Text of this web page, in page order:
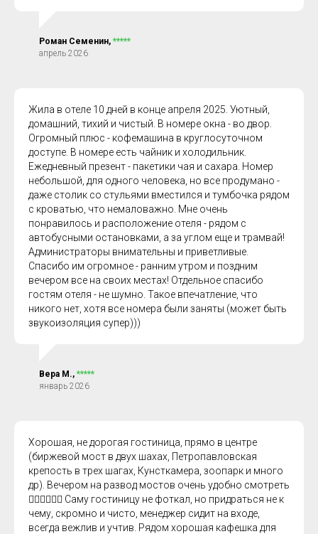
Роман Семенин, *****
апрель 2026
Жила в отеле 10 дней в конце апреля 2025. Уютный,
домашний, тихий и чистый. В номере окна - во двор.
Огромный плюс - кофемашина в круглосуточном
доступе. В номере есть чайник и холодильник.
Ежедневный презент - пакетики чая и сахара. Номер
небольшой, для одного человека, но все продумано -
даже столик со стульями вместился и тумбочка рядом
с кроватью, что немаловажно. Мне очень
понравилось и расположение отеля - рядом с
автобусными остановками, а за углом еще и трамвай!
Администраторы внимательны и приветливые.
Спасибо им огромное - ранним утром и поздним
вечером все на своих местах! Отдельное спасибо
гостям отеля - не шумно. Такое впечатление, что
никого нет, хотя все номера были заняты (может быть
звукоизоляция супер)))
Вера М., *****
январь 2026
Хорошая, не дорогая гостиница, прямо в центре
(биржевой мост в двух шахах, Петропавловская
крепость в трех шагах, Кунсткамера, зоопарк и много
др). Вечером на развод мостов очень удобно смотреть
👍🏻👍🏻👍🏻 Саму гостиницу не фоткал, но придраться не к
чему, скромно и чисто, менеджер сидит на входе,
всегда вежлив и учтив. Рядом хорошая кафешка для